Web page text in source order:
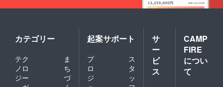
カテゴリー
テク
ノロ
ジー
ま
ち
づ
起案サポート
プ
ロ
ジ
ス
タ
ッ
サ
ー
ビ
ス
CAMP
FIRE
につい
て